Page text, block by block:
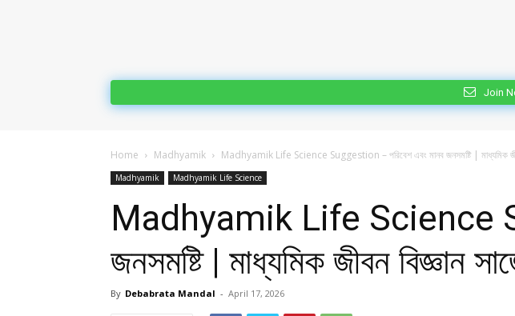
Join
Home Madhyamik Madhyamik Life Science Suggestion – পরিবেশ এবং মানব জনসমষ্টি | মাধ্যমিক
Madhyamik Madhyamik Life Science
Madhyamik Life Science
জনসমষ্টি | মাধ্যমিক জীবন বিজ্ঞান
By Debabrata Mandal - April 17, 2026